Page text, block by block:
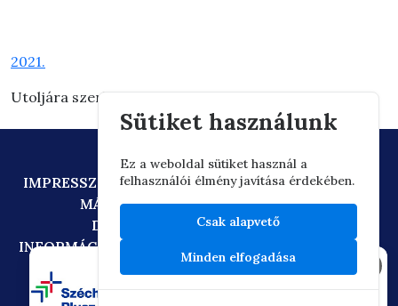
2021.
Utoljára szerkesztve: 2026.03.03. 15:30
IMPRESSZUMADATVÉDELEMTECHNIKAI AJÁNLÁS
MÁSOLATKÉSZÍTÉSI SZABÁLYZAT
DIGITÁLIS ÁLLAMPOLGÁRSÁG
INFORMÁCIÓÁTADÁSI SZABÁLYZAT
OIF/FACEBOOK
Sütiket használunk
Ez a weboldal sütiket használ a
felhasználói élmény javítása érdekében.
Csak alapvető
Minden elfogadása